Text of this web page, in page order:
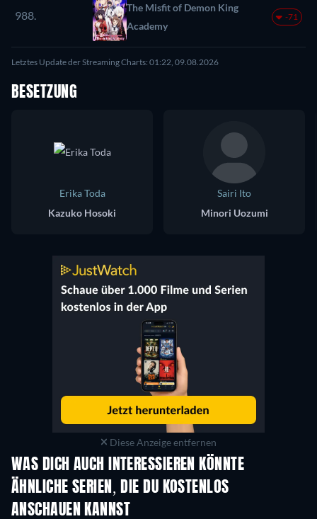
988.
The Misfit of Demon King
Academy
-71
Letztes Update der Streaming Charts: 01:22, 09.08.2026
BESETZUNG
Erika Toda
Kazuko Hosoki
Sairi Ito
Minori Uozumi
Diese Anzeige entfernen
WAS DICH AUCH INTERESSIEREN KÖNNTE
Serie Serie
ÄHNLICHE SERIEN, DIE DU KOSTENLOS
ANSCHAUEN KANNST
Serie